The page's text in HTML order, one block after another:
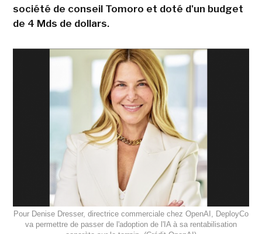
société de conseil Tomoro et doté d'un budget
de 4 Mds de dollars.
Pour Denise Dresser, directrice commerciale chez OpenAI, DeployCo
va permettre de passer de l'adoption de l'IA à sa rentabilisation